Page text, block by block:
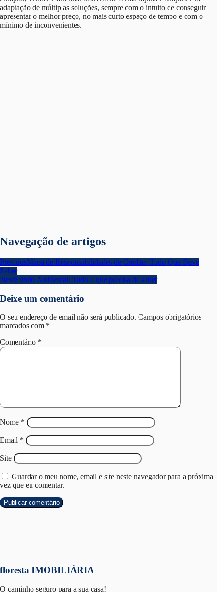
adaptação de múltiplas soluções, sempre com o intuito de conseguir
apresentar o melhor preço, no mais curto espaço de tempo e com o
mínimo de inconvenientes.
Navegação de artigos
PreviousMapa de Responsabilidades de Crédito: Tudo Que Deve
Saber
NextFundo Ambiental: Tudo o que precisa de saber
Deixe um comentário
O seu endereço de email não será publicado. Campos obrigatórios
marcados com *
Comentário *
Nome *
Email *
Site
Guardar o meu nome, email e site neste navegador para a próxima
vez que eu comentar.
floresta IMOBILIÁRIA
O caminho seguro para a sua casa!